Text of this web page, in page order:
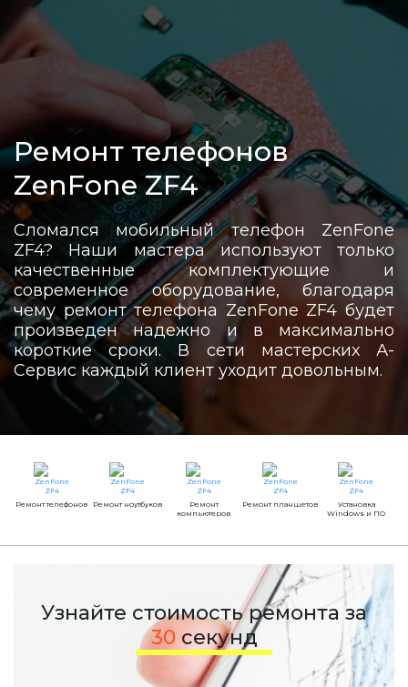
Ремонт телефонов
ZenFone ZF4
Сломался мобильный телефон ZenFone
ZF4? Наши мастера используют только
качественные комплектующие и
современное оборудование, благодаря
чему ремонт телефона ZenFone ZF4 будет
произведен надежно и в максимально
короткие сроки. В сети мастерских А-
Сервис каждый клиент уходит довольным.
Ремонт телефонов Ремонт ноутбуков
Ремонт
компьютеров
Ремонт планшетов
Установка
Windows и ПО
Узнайте стоимость ремонта за
30 секунд